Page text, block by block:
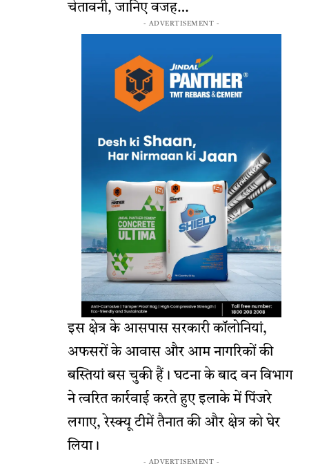
चेतावनी, जानिए वजह…
- ADVERTISEMENT -
इस क्षेत्र के आसपास सरकारी कॉलोनियां,
अफसरों के आवास और आम नागरिकों की
बस्तियां बस चुकी हैं। घटना के बाद वन विभाग
ने त्वरित कार्रवाई करते हुए इलाके में पिंजरे
लगाए, रेस्क्यू टीमें तैनात की और क्षेत्र को घेर
लिया।
- ADVERTISEMENT -